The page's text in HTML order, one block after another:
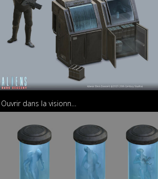
Ouvrir dans la visionneuse